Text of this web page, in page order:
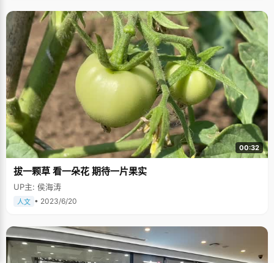
00:32
拔一颗草 看一朵花 期待一片果实
UP主: 侯海涛
人文 • 2023/6/20